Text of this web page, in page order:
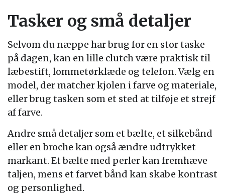
Tasker og små detaljer
Selvom du næppe har brug for en stor taske
på dagen, kan en lille clutch være praktisk til
læbestift, lommetørklæde og telefon. Vælg en
model, der matcher kjolen i farve og materiale,
eller brug tasken som et sted at tilføje et strejf
af farve.
Andre små detaljer som et bælte, et silkebånd
eller en broche kan også ændre udtrykket
markant. Et bælte med perler kan fremhæve
taljen, mens et farvet bånd kan skabe kontrast
og personlighed.